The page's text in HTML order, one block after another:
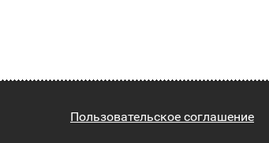
Пользовательское соглашение